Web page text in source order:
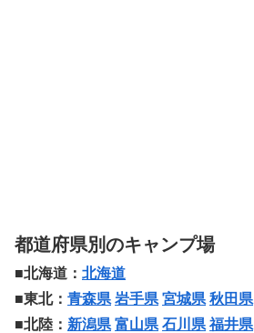
都道府県別のキャンプ場
■北海道： 北海道
■東北： 青森県 岩手県 宮城県 秋田県
■北陸： 新潟県 富山県 石川県 福井県